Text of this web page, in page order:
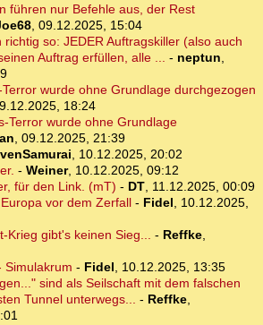
führen nur Befehle aus, der Rest
, 09.12.2025, 15:04
richtig so: JEDER Auftragskiller (also auch
Auftrag erfüllen, alle ... - neptun,
wurde ohne Grundlage durchgezogen
18:24
Terror wurde ohne Grundlage
, 09.12.2025, 21:39
, 10.12.2025, 20:02
- Weiner, 10.12.2025, 09:12
für den Link. (mT) - DT, 11.12.2025, 00:09
vor dem Zerfall- Fidel, 10.12.2025,
Krieg gibt's keinen Sieg... - Reffke,
Simulakrum - Fidel, 10.12.2025, 13:35
sind als Seilschaft mit dem falschen
Tunnel unterwegs... - Reffke,